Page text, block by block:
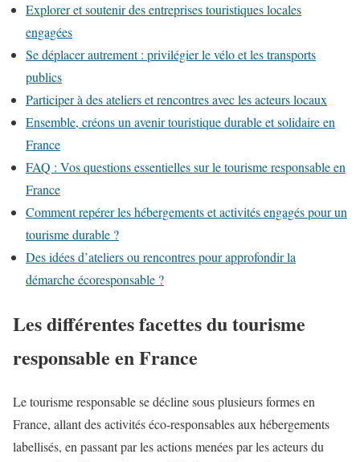
Explorer et soutenir des entreprises touristiques locales
engagées
Se déplacer autrement : privilégier le vélo et les transports
publics
Participer à des ateliers et rencontres avec les acteurs locaux
Ensemble, créons un avenir touristique durable et solidaire en
France
FAQ : Vos questions essentielles sur le tourisme responsable en
France
Comment repérer les hébergements et activités engagés pour un
tourisme durable ?
Des idées d’ateliers ou rencontres pour approfondir la
démarche écoresponsable ?
Les différentes facettes du tourisme
responsable en France
Le tourisme responsable se décline sous plusieurs formes en
France, allant des activités éco-responsables aux hébergements
labellisés, en passant par les actions menées par les acteurs du